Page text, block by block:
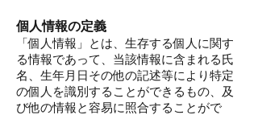
個人情報の定義
「個人情報」とは、生存する個人に関す
る情報であって、当該情報に含まれる氏
名、生年月日その他の記述等により特定
の個人を識別することができるもの、及
び他の情報と容易に照合することがで